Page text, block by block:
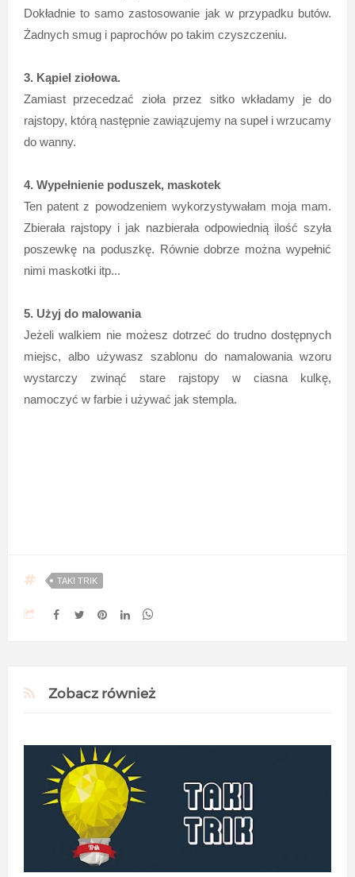
Dokładnie to samo zastosowanie jak w przypadku butów.
Żadnych smug i paprochów po takim czyszczeniu.
3. Kąpiel ziołowa.
Zamiast przecedzać zioła przez sitko wkładamy je do
rajstopy, którą następnie zawiązujemy na supeł i wrzucamy
do wanny.
4. Wypełnienie poduszek, maskotek
Ten patent z powodzeniem wykorzystywałam moja mam.
Zbierała rajstopy i jak nazbierała odpowiednią ilość szyła
poszewkę na poduszkę. Równie dobrze można wypełnić
nimi maskotki itp...
5. Użyj do malowania
Jeżeli walkiem nie możesz dotrzeć do trudno dostępnych
miejsc, albo używasz szablonu do namalowania wzoru
wystarczy zwinąć stare rajstopy w ciasna kulkę,
namoczyć w farbie i używać jak stempla.
TAKI TRIK
Zobacz również